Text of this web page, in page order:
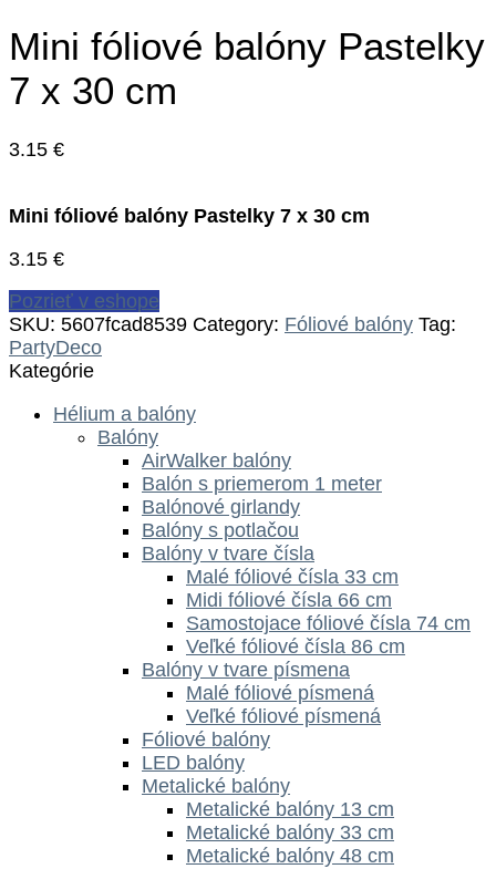
Mini fóliové balóny Pastelky
7 x 30 cm
3.15 €
Mini fóliové balóny Pastelky 7 x 30 cm
3.15 €
Pozrieť v eshope
SKU: 5607fcad8539 Category: Fóliové balóny Tag:
PartyDeco
Kategórie
Hélium a balóny
Balóny
AirWalker balóny
Balón s priemerom 1 meter
Balónové girlandy
Balóny s potlačou
Balóny v tvare čísla
Malé fóliové čísla 33 cm
Midi fóliové čísla 66 cm
Samostojace fóliové čísla 74 cm
Veľké fóliové čísla 86 cm
Balóny v tvare písmena
Malé fóliové písmená
Veľké fóliové písmená
Fóliové balóny
LED balóny
Metalické balóny
Metalické balóny 13 cm
Metalické balóny 33 cm
Metalické balóny 48 cm